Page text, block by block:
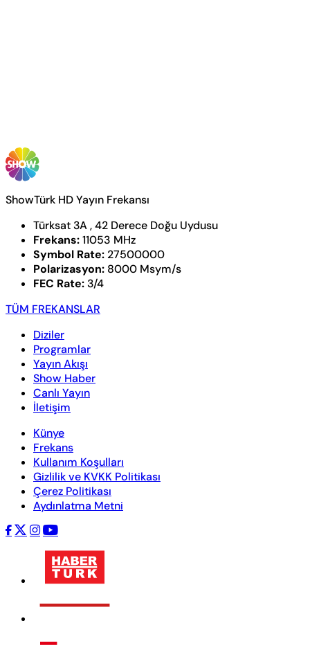
ShowTürk HD Yayın Frekansı
Türksat 3A , 42 Derece Doğu Uydusu
Frekans:11053 MHz
Symbol Rate: 27500000
Polarizasyon: 8000 Msym/s
FEC Rate: 3/4
TÜM FREKANSLAR
Diziler
Programlar
Yayın Akışı
Show Haber
Canlı Yayın
İletişim
Künye
Frekans
Kullanım Koşulları
Gizlilik ve KVKK Politikası
Çerez Politikası
Aydınlatma Metni